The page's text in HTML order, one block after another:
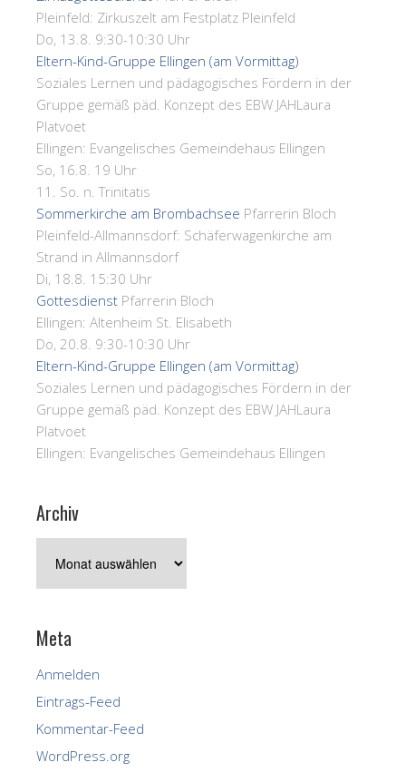
Pleinfeld: Zirkuszelt am Festplatz Pleinfeld
Do, 13.8. 9:30-10:30 Uhr
Eltern-Kind-Gruppe Ellingen (am Vormittag)
Soziales Lernen und pädagogisches Fördern in der
Gruppe gemäß päd. Konzept des EBW JAHLaura
Platvoet
Ellingen: Evangelisches Gemeindehaus Ellingen
So, 16.8. 19 Uhr
11. So. n. Trinitatis
Sommerkirche am Brombachsee Pfarrerin Bloch
Pleinfeld-Allmannsdorf: Schäferwagenkirche am
Strand in Allmannsdorf
Di, 18.8. 15:30 Uhr
Gottesdienst Pfarrerin Bloch
Ellingen: Altenheim St. Elisabeth
Do, 20.8. 9:30-10:30 Uhr
Eltern-Kind-Gruppe Ellingen (am Vormittag)
Soziales Lernen und pädagogisches Fördern in der
Gruppe gemäß päd. Konzept des EBW JAHLaura
Platvoet
Ellingen: Evangelisches Gemeindehaus Ellingen
Archiv
Meta
Anmelden
Eintrags-Feed
Kommentar-Feed
WordPress.org